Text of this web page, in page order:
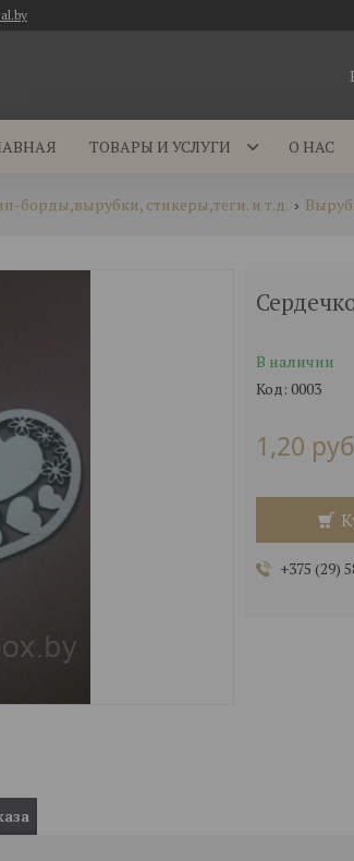
ТОВАРЫ И УСЛУГИ О НАС
борды,вырубки, стикеры,теги. и т.д.
В наличии
Код: 0003
1,20
+375 (29)